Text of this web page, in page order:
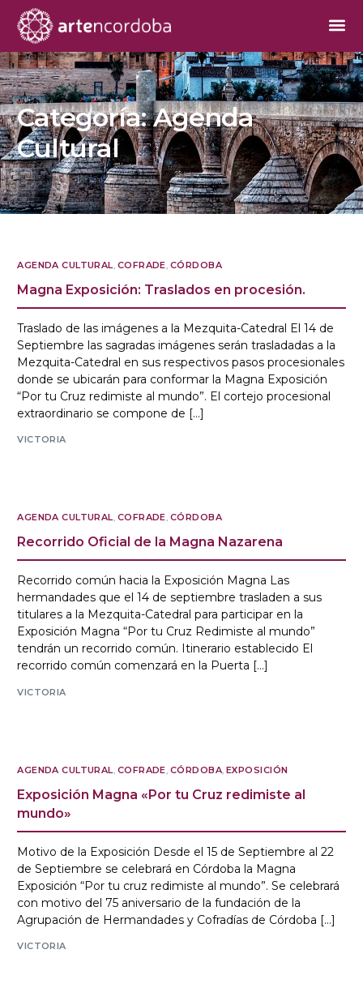
Categoría:Agenda
Cultural
AGENDA CULTURAL COFRADE CÓRDOBA
Magna Exposición: Traslados en procesión.
Traslado de las imágenes a la Mezquita-Catedral El 14 de
Septiembre las sagradas imágenes serán trasladadas a la
Mezquita-Catedral en sus respectivos pasos procesionales
donde se ubicarán para conformar la Magna Exposición
“Por tu Cruz redimiste al mundo”. El cortejo procesional
extraordinario se compone de […]
VICTORIA
AGENDA CULTURAL, COFRADE, CÓRDOBA
Recorrido Oficial de la Magna Nazarena
Recorrido común hacia la Exposición Magna Las
hermandades que el 14 de septiembre trasladen a sus
titulares a la Mezquita-Catedral para participar en la
Exposición Magna “Por tu Cruz Redimiste al mundo”
tendrán un recorrido común. Itinerario establecido El
recorrido común comenzará en la Puerta […]
VICTORIA
AGENDA CULTURAL COFRADE CÓRDOBA EXPOSICIÓN
Exposición Magna «Por tu Cruz redimiste al
mundo»
Motivo de la Exposición Desde el 15 de Septiembre al 22
de Septiembre se celebrará en Córdoba la Magna
Exposición “Por tu cruz redimiste al mundo”. Se celebrará
con motivo del 75 aniversario de la fundación de la
Agrupación de Hermandades y Cofradías de Córdoba […]
VICTORIA